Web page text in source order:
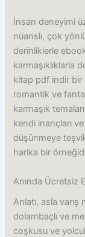
İnsan deneyimi
nüanslı, çok
derinliklerle
karmaşıklıklarla
kitap pdf indir bir
romantik ve
karmaşık
kendi inançları
düşünmeye
harika bir
Anında Ücretsiz
Anlatı, asla
dolambaçlı ve
coşkusu ve